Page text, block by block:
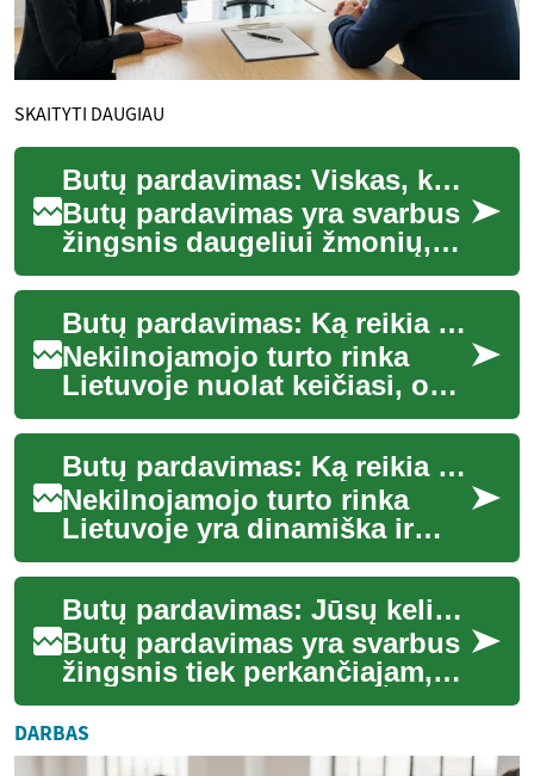
SKAITYTI DAUGIAU
Butų pardavimas: Viskas, ką reikia žinoti
Butų pardavimas yra svarbus
žingsnis daugeliui žmonių,
nesvarbu, ar jie parduoda
savo pirmąjį būstą, ar
investuoja į ...
Butų pardavimas: Ką reikia žinoti perkant nekilnojamąjį turtą Lietuvoje
Nekilnojamojo turto rinka
Lietuvoje nuolat keičiasi, o
butų pardavimas išlieka viena
iš populiariausių investicijų.
N...
Butų pardavimas: Ką reikia žinoti apie nekilnojamojo turto rinką Lietuvoje
Nekilnojamojo turto rinka
Lietuvoje yra dinamiška ir
nuolat besikeičianti.
Nesvarbu, ar esate pirmasis
būsto pirkėjas...
Butų pardavimas: Jūsų kelias į naujus namus
Butų pardavimas yra svarbus
žingsnis tiek perkančiajam,
tiek parduodančiajam. Šis
procesas gali būti
jaudinantis, tač...
DARBAS